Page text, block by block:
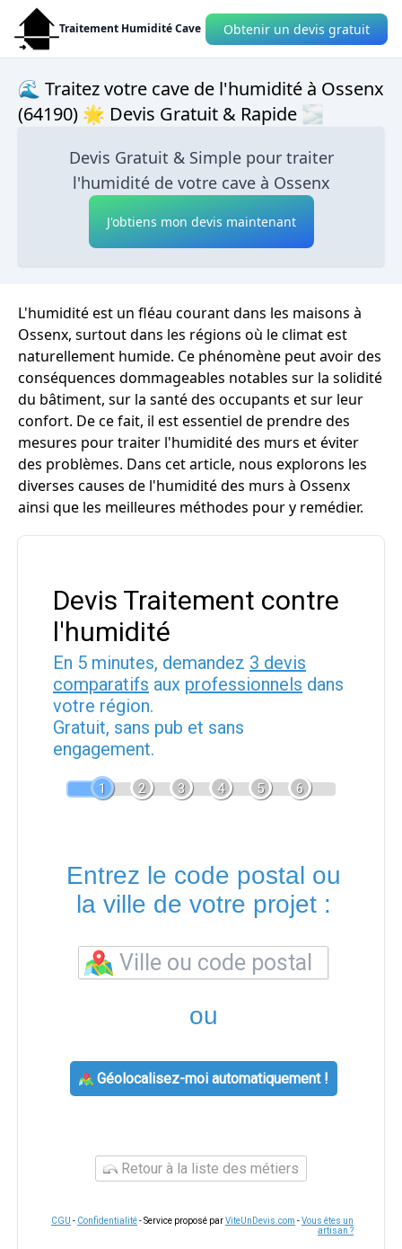
Traitement Humidité Cave Obtenir un devis gratuit
🌊 Traitez votre cave de l'humidité à Ossenx
(64190) 🌟 Devis Gratuit & Rapide 🌫
Devis Gratuit & Simple pour traiter
l'humidité de votre cave à Ossenx
J'obtiens mon devis maintenant
L'humidité est un fléau courant dans les maisons à
Ossenx, surtout dans les régions où le climat est
naturellement humide. Ce phénomène peut avoir des
conséquences dommageables notables sur la solidité
du bâtiment, sur la santé des occupants et sur leur
confort. De ce fait, il est essentiel de prendre des
mesures pour traiter l'humidité des murs et éviter
des problèmes. Dans cet article, nous explorons les
diverses causes de l'humidité des murs à Ossenx
ainsi que les meilleures méthodes pour y remédier.
Devis Traitement contre
l'humidité
En 5 minutes, demandez 3 devis
comparatifs aux professionnels dans
votre région.
Gratuit, sans pub et sans
engagement.
1 2 3 4 5 6
Entrez le code postal ou
la ville de votre projet :
ou
Géolocalisez-moi automatiquement !
Retour à la liste des métiers
CGU - Confidentialité- Service proposé parViteUnDevis.com -Vous êtes un
artisan ?